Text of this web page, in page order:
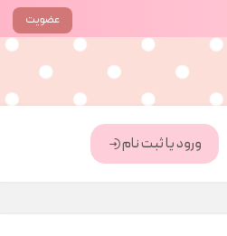
عضویت
ورود یا ثبت نام